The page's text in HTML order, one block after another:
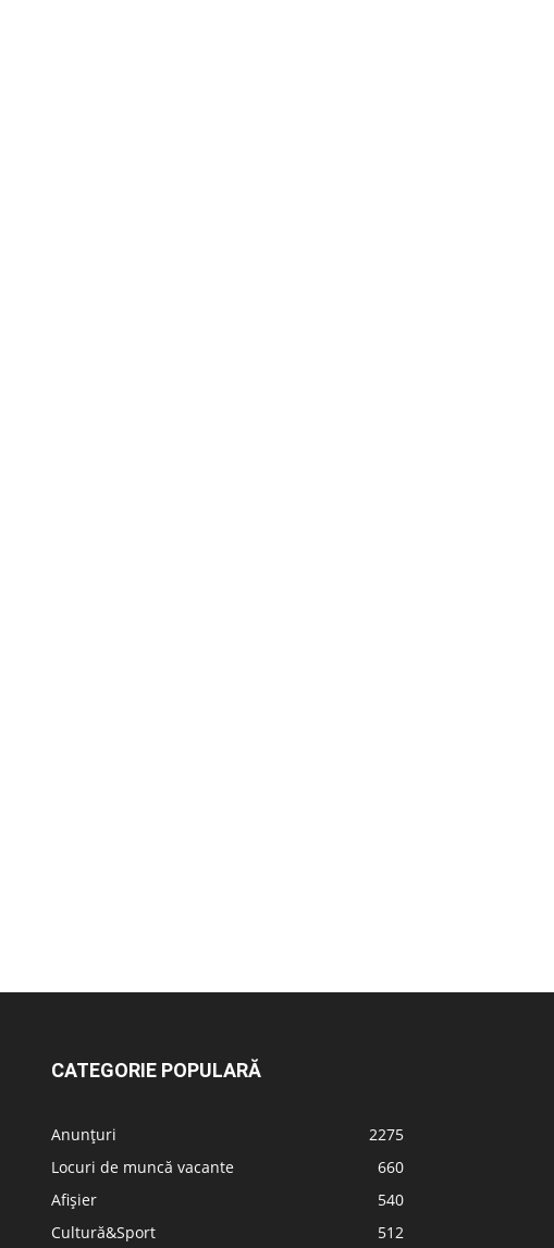
CATEGORIE POPULARĂ
Anunțuri
2275
Locuri de muncă vacante
660
Afișier
540
Cultură&Sport
512